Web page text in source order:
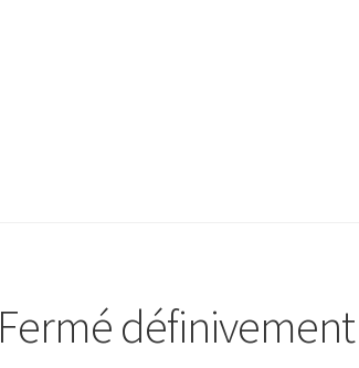
Fermé définivement